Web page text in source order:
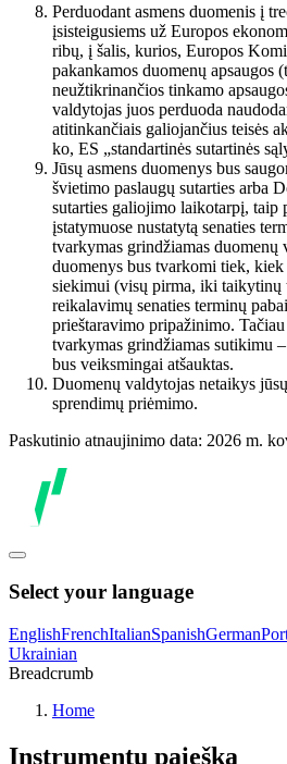
Perduodant asmens duomenis į
įsisteigusiems už Europos
ribų, į šalis, kurios, Europos
pakankamos duomenų apsaugos
neužtikrinančios tinkamo
valdytojas juos perduoda
atitinkančiais galiojančius teisės
ko, ES „standartinės sutartinės
Jūsų asmens duomenys bus
švietimo paslaugų sutarties arba
sutarties galiojimo laikotarpį, taip
įstatymuose nustatytą senaties
tvarkymas grindžiamas duomenų
duomenys bus tvarkomi tiek, kiek
siekimui (visų pirma, iki taikytinų
reikalavimų senaties terminų
prieštaravimo pripažinimo.
tvarkymas grindžiamas sutikimu
bus veiksmingai atšauktas.
Duomenų valdytojas netaikys
sprendimų priėmimo.
Paskutinio atnaujinimo data: 2026 m.
Select your language
EnglishFrenchItalianSpanishGerman
Ukrainian
Breadcrumb
Home
Instrumentų paieška